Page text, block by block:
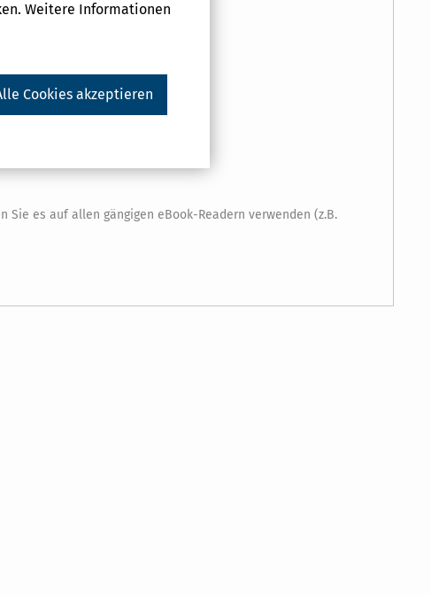
Weitere Informationen
Cookies akzeptieren
Sie es auf allen gängigen eBook-Readern verwenden (z.B.